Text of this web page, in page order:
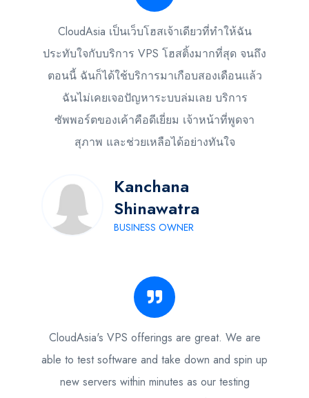
CloudAsia เป็นเว็บโฮสเจ้าเดียวที่ทำให้ฉัน
ประทับใจกับบริการ VPS โฮสติ้งมากที่สุด จนถึง
ตอนนี้ ฉันก็ได้ใช้บริการมาเกือบสองเดือนแล้ว
ฉันไม่เคยเจอปัญหาระบบล่มเลย บริการ
ซัพพอร์ตของเค้าคือดีเยี่ยม เจ้าหน้าที่พูดจา
สุภาพ และช่วยเหลือได้อย่างทันใจ
Kanchana
Shinawatra
BUSINESS OWNER
CloudAsia's VPS offerings are great. We are
able to test software and take down and spin up
new servers within minutes as our testing